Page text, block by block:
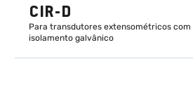
CIR-D
Para transdutores extensométricos com
isolamento galvânico